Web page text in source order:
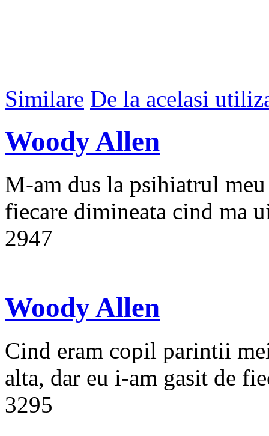
Similare De la acelasi
Woody Allen
M-am dus la psihiatrul
fiecare dimineata cind ma
2947
Woody Allen
Cind eram copil parintii
alta, dar eu i-am gasit de
3295